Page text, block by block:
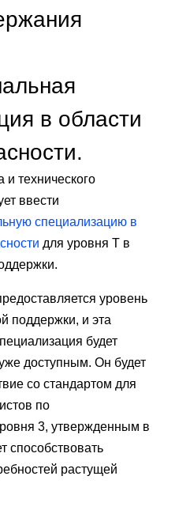
в области
и технического
ввести
специализацию в
для уровня T в
уровень
поддержки, и эта
будет
доступным. Он будет
со стандартом для
по
3, утвержденным в
способствовать
растущей